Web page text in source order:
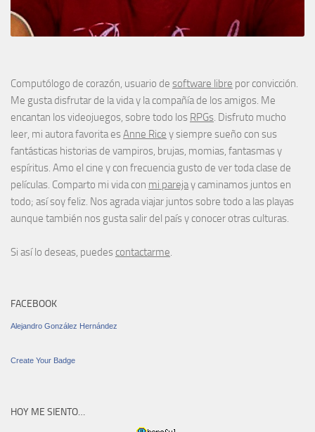
Computólogo de corazón, usuario de software libre por convicción.
Me gusta disfrutar de la vida y la compañía de los amigos. Me
encantan los videojuegos, sobre todo los RPGs. Disfruto mucho
leer, mi autora favorita esAnne Rice y siempre sueño con sus
fantásticas historias de vampiros, brujas, momias, fantasmas y
espíritus. Amo el cine y con frecuencia gusto de ver toda clase de
películas. Comparto mi vida con mi parejay caminamos juntos en
todo; así soy feliz. Nos agrada viajar juntos sobre todo a las playas
aunque también nos gusta salir del país y conocer otras culturas.
Si así lo deseas, puedes contactarme.
FACEBOOK
Alejandro González Hernández
Create Your Badge
HOY ME SIENTO…